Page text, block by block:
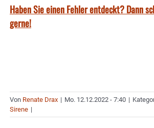
Haben Sie einen Fehler entdeckt? Dann
gerne!
Von Renate Drax | Mo. 12.12.2022 - 7:40 |
Sirene |